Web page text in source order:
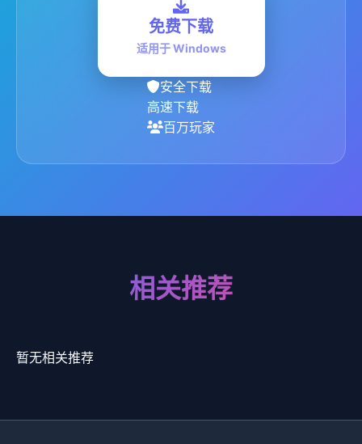
免费下载
适用于 Windows
安全下载
高速下载
百万玩家
相关推荐
暂无相关推荐